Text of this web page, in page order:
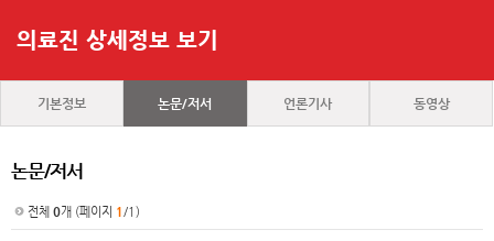
의료진 상세정보 보기
기본정보 논문/저서 언론기사 동영상
논문/저서
전체 0개 (페이지 1/1)